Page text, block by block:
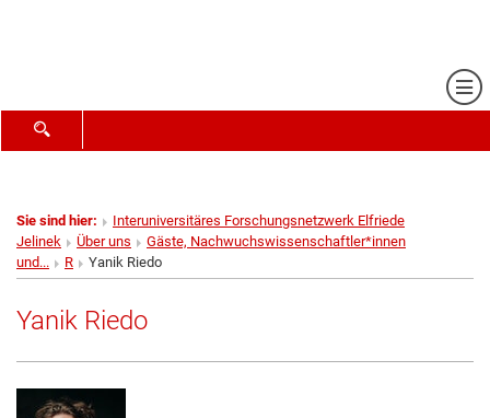
SUCHFORMULAR ÖFFNEN
Sie sind hier:
Interuniversitäres Forschungsnetzwerk Elfriede
Jelinek
Über uns
Gäste, Nachwuchswissenschaftler*innen
und...
R Yanik Riedo
Yanik Riedo